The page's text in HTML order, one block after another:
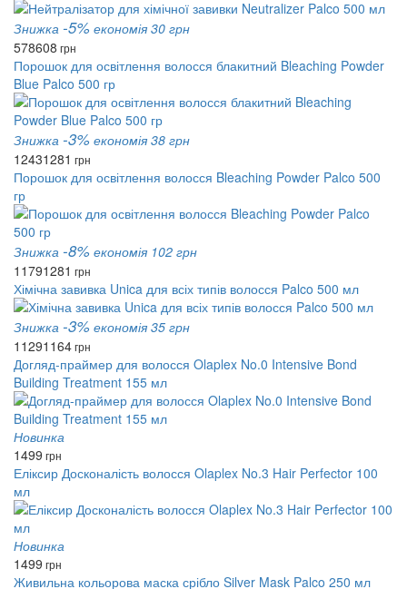
Знижка -5% економія 30 грн
578608 грн
Порошок для освітлення волосся блакитний Bleaching Powder
Blue Palco 500 гр
Знижка -3% економія 38 грн
12431281 грн
Порошок для освітлення волосся Bleaching Powder Palco 500
гр
Знижка -8% економія 102 грн
11791281 грн
Хімічна завивка Unica для всіх типів волосся Palco 500 мл
Знижка -3% економія 35 грн
11291164грн
Догляд-праймер для волосся Olaplex No.0 Intensive Bond
Building Treatment 155 мл
Новинка
1499 грн
Еліксир Досконалість волосся Olaplex No.3 Hair Perfector 100
мл
Новинка
1499 грн
Живильна кольорова маска срібло Silver Mask Palco 250 мл